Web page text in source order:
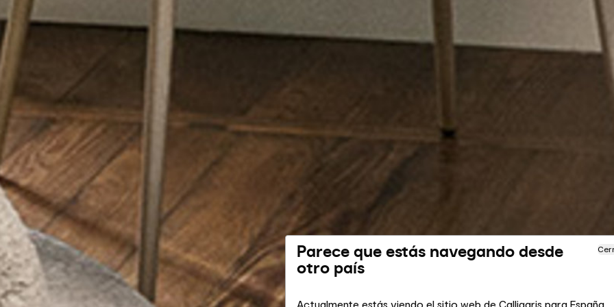
Parece que estás navegando desde
otro país
Actualmente estás viendo el sitio web de Calligaris para España.